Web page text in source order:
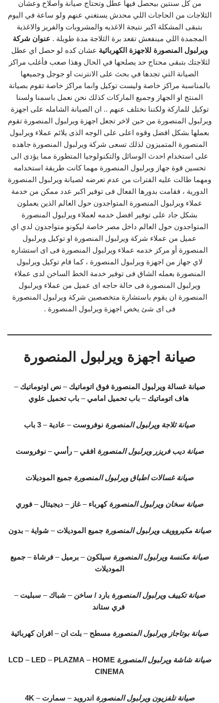
من كل سنتين بيحصل فيها عطل وتحتاج صيانة واصلاح وعشان
الثلاجات من الحاجات اللي محدش يستغني عنهم ولو ساعة في اليوم
بتبقى المشكلة اكبر نتيجة الاغذيه والمشروبات والفريز والاغذية
المجمدة اللي مينفعش تقعد برة الثلاجة مدة طويلة . عنوان شركة
ويرلبول المنصورة للاجهزة الكهربائية عشان كده لو حصل اي عطل
لثلاجتك بتبقى محتاج حد يصلحها في الحال وهذا صعب فأغلب مراكز
الصيانة التي تجدها في بحث على الانترنت او جوجل وجميعها
بالمناسبة مراكز خاصة وليست توكيل وانما مراكز خاصة تقوم بصيانة
المنتج او الجهاز وجميع الماركات كذلك نحن نعمل باسمنا ولسنا
توكيل للماركة ولكننا نختلف عنهم .. ان الصيانة الشامله على اجهزة
ويرلبول المنصورة من حين لاخر تجعل اجهزة ويرلبول المنصورة تقوم
بعملها بشكل افضل وقوه اعلى على الوجه الذى يلائم عملاء ويرلبول
المنصورة المتميزون لذلك تسعى شركة ويرلبول المنصورة جاهده
على استخدام احدث الوسائل والتكنولوجيا المتطورة مما يؤدى الى
تحسين قوة جهاز ويرلبول المنصورة مهما كانت طريقة استخدامه
ومهما طالت عليه الفترات من عدم تعرضه لصيانة ويرلبول المنصورة
الدورية ، فقامت بدورها الفعال فى توفير اكبر عدد ممكن من خدمة
عملاء ويرلبول المنصورة المتواجدون حول العالم الذين يعملون
بشكل جاد على توفير افضل خدمه لعملاء ويرلبول المنصورة
المتواجدون حول العالم داخل مصر خاصة ليكونو متواجدون لدي اي
عميل من عملاء شركة ويرلبول المنصورة او توكيل ويرلبول
المنصورة أو مركز خدمه عملاء ويرلبول المنصورة فى اى استشاره
لاي جهاز من اجهزة ويرلبول المنصورة ، كما قام توكيل ويرلبول
المنصورة بعمله الشاق فى توفير خدمة الخط الساخن لدى عملاء
ويرلبول المنصورة فى حالة حاجه اى عميل من عملاء ويرلبول
المنصورة ان يقوم باستشارة متخصصين شركة ويرلبول المنصورة
فى اى شئ يخص اجهزة ويرلبول المنصورة .
صيانة اجهزة ويرلبول المنصورة
صيانة غسالة ويرلبول المنصورة فوق اتوماتيك –نص اوتوماتيك –
هاف اتوماتيك – باب تحميل امامي – باب تحميل علوي
صيانة ثلاجة ويرلبول المنصورة نوفروست – عادية – 3 باب
صيانة ديب فريزر ويرلبول المنصورة افقي –رأسي –نوفروست
صيانة غسالات اطباق ويرلبول المنصورة جميع الموديلات
صيانة سخان ويرلبول المنصورة كهرباء – غاز – ديجيتال – فوري
صيانة مكيروويف ويرلبول المنصورة جميع الموديلات – شواية –بدون
صيانة مكنسة ويرلبول المنصورة سيلكون – برميل – فرشاة – جميع
الموديلات
صيانة تكييف ويرلبول المنصورة بارد / ساخن – شباك – سبليت –
فري ستاند
صيانة بوتاجاز ويرلبول المنصورة مسطح – بلت ان – افران كهربائية
صيانة شاشة ويرلبول المنصورة LCD– LED– PLAZMA – HOME
CINEMA
صيانة تلفزيون ويرلبول المنصورة اندرويد – سمارت –
4K